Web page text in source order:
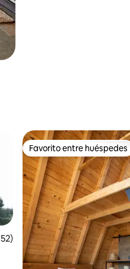
promedio: 4.89 de 5; 152
Favorito entre huéspedes
Favorito entre huéspedes